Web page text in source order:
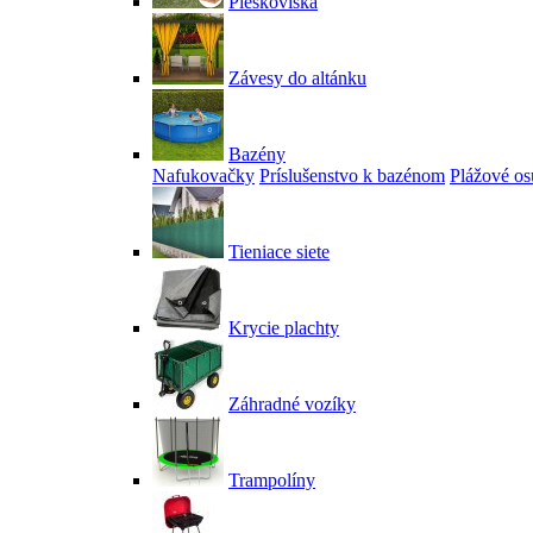
Závesy do altánku
Bazény
Nafukovačky Príslušenstvo k bazénom Plážové
Tieniace siete
Krycie plachty
Záhradné vozíky
Trampolíny